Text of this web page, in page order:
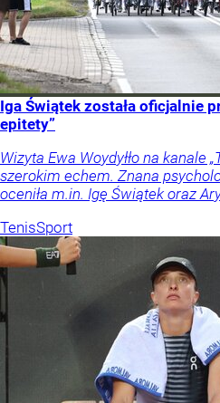
Iga Świątek została oficjalnie
epitety”
Wizyta Ewa Woydyłło na kanale
szerokim echem. Znana
oceniła m.in. Igę Świątek oraz
TenisSport